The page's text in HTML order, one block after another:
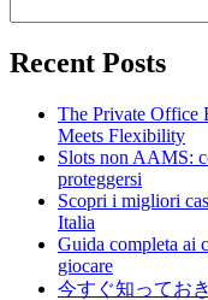
Recent Posts
The Private Office
Meets Flexibility
Slots non AAMS:
proteggersi
Scopri i migliori
Italia
Guida completa ai
giocare
今すぐ知ってお